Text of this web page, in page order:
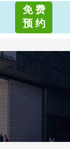
免 费
预 约